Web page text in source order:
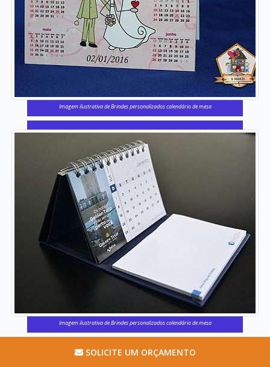
Imagem ilustrativa de Brindes personalizados calendário de mesa
Imagem ilustrativa de Brindes personalizados calendário de mesa
SOLICITE UM ORÇAMENTO